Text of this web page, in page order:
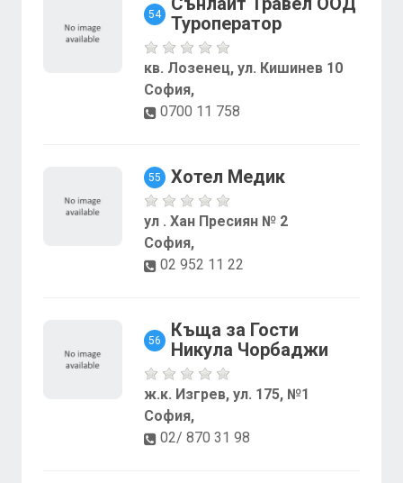
54
Туроператор
кв. Лозенец, ул. Кишинев 10
София,
0700 11 758
55 Хотел Медик
ул . Хан Пресиян № 2
София,
02 952 11 22
56
Къща за Гости
Никула Чорбаджи
ж.к. Изгрев, ул. 175, №1
София,
02/ 870 31 98